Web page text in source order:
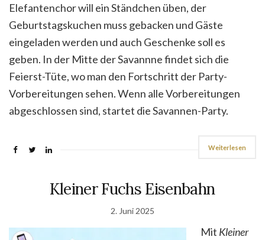
Elefantenchor will ein Ständchen üben, der
Geburtstagskuchen muss gebacken und Gäste
eingeladen werden und auch Geschenke soll es
geben. In der Mitte der Savannne findet sich die
Feierst-Tüte, wo man den Fortschritt der Party-
Vorbereitungen sehen. Wenn alle Vorbereitungen
abgeschlossen sind, startet die Savannen-Party.
Weiterlesen
Kleiner Fuchs Eisenbahn
2. Juni 2025
Mit Kleiner